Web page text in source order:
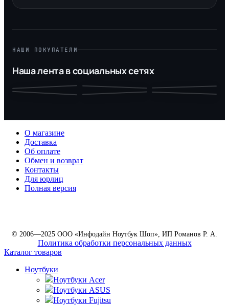
НАШИ ПОКУПАТЕЛИ
Наша лента в социальных сетях
О магазине
Доставка
Об оплате
Обмен и возврат
Контакты
Для юрлиц
Полная версия
© 2006—2025 ООО «Инфодайн Ноутбук Шоп», ИП Романов Р. А.
Политика обработки персональных данных
Каталог товаров
Ноутбуки
Ноутбуки Acer
Ноутбуки ASUS
Ноутбуки Fujitsu